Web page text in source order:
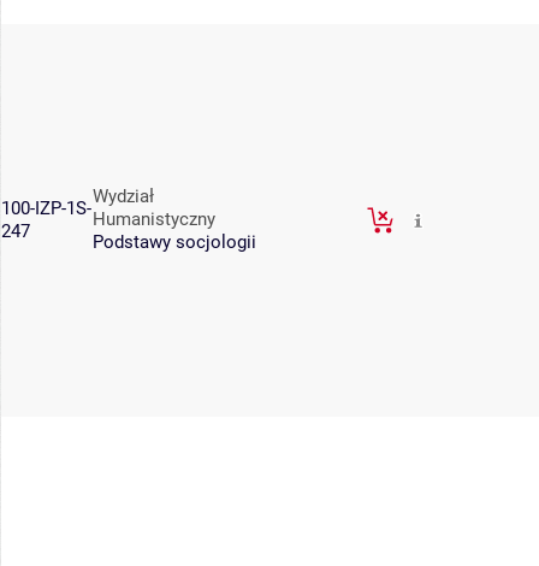
100-IZP-1S-
247
Wydział
Humanistyczny
Podstawy socjologii